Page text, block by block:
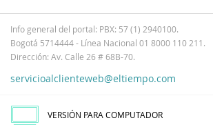
Info general del portal: PBX: 57 (1) 2940100.
Bogotá 5714444 - Línea Nacional 01 8000 110 211.
Dirección: Av. Calle 26 # 68B-70.
servicioalclienteweb@eltiempo.com
VERSIÓN PARA COMPUTADOR